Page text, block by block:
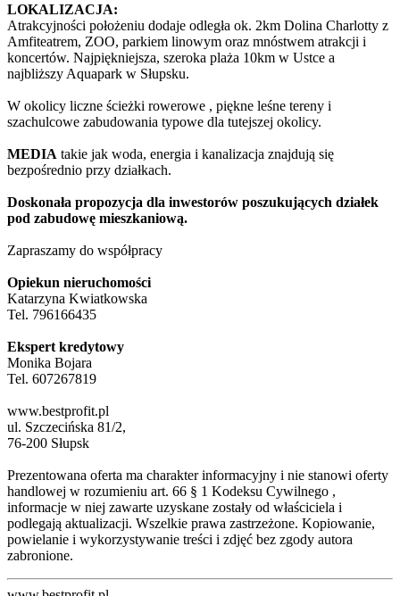
LOKALIZACJA:
Atrakcyjności położeniu dodaje odległa ok. 2km Dolina Charlotty z
Amfiteatrem, ZOO, parkiem linowym oraz mnóstwem atrakcji i
koncertów. Najpiękniejsza, szeroka plaża 10km w Ustce a
najbliższy Aquapark w Słupsku.
W okolicy liczne ścieżki rowerowe , piękne leśne tereny i
szachulcowe zabudowania typowe dla tutejszej okolicy.
MEDIA takie jak woda, energia i kanalizacja znajdują się
bezpośrednio przy działkach.
Doskonała propozycja dla inwestorów poszukujących działek
pod zabudowę mieszkaniową.
Zapraszamy do współpracy
Opiekun nieruchomości
Katarzyna Kwiatkowska
Tel. 796166435
Ekspert kredytowy
Monika Bojara
Tel. 607267819
www.bestprofit.pl
ul. Szczecińska 81/2,
76-200 Słupsk
Prezentowana oferta ma charakter informacyjny i nie stanowi oferty
handlowej w rozumieniu art. 66 § 1 Kodeksu Cywilnego ,
informacje w niej zawarte uzyskane zostały od właściciela i
podlegają aktualizacji. Wszelkie prawa zastrzeżone. Kopiowanie,
powielanie i wykorzystywanie treści i zdjęć bez zgody autora
zabronione.